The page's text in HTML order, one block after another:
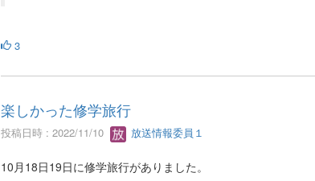
3
楽しかった修学旅行
投稿日時 : 2022/11/10 放送情報委員１
10月18日19日に修学旅行がありました。